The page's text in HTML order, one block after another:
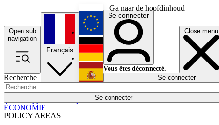
Ga naar de hoofdinhoud
Open sub
navigation
Close menu
Recherche
Se connecter
POLICY AREAS
Économie
Français
English
Deutsch
Español
Se connecter
Vous êtes déconnecté.
Se connecter
ÉCONOMIE